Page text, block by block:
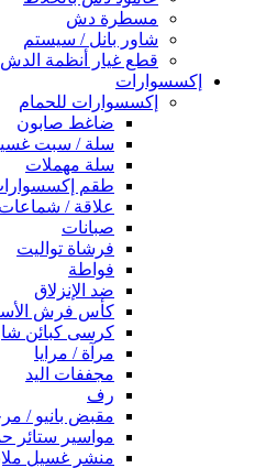
مسطرة دش
شاور بانل / سيستم
قطع غيار أنظمة الدش
إكسسوارات
إكسسوارات للحمام
ضاغط صابون
سلة / سبت
سلة مهملات
طقم
علاقة /
صبانات
فرشاة تواليت
فواطة
ضد الإنزلاق
كأس فرش
كرسى كبائن
مرآة / مرايا
مجففات اليد
رف
مقبض بانيو /
مواسير ستائر
منشر غسيل